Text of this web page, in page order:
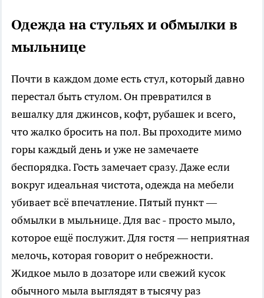
Одежда на стульях и обмылки в
мыльнице
Почти в каждом доме есть стул, который давно
перестал быть стулом. Он превратился в
вешалку для джинсов, кофт, рубашек и всего,
что жалко бросить на пол. Вы проходите мимо
горы каждый день и уже не замечаете
беспорядка. Гость замечает сразу. Даже если
вокруг идеальная чистота, одежда на мебели
убивает всё впечатление. Пятый пункт —
обмылки в мыльнице. Для вас - просто мыло,
которое ещё послужит. Для гостя — неприятная
мелочь, которая говорит о небрежности.
Жидкое мыло в дозаторе или свежий кусок
обычного мыла выглядят в тысячу раз